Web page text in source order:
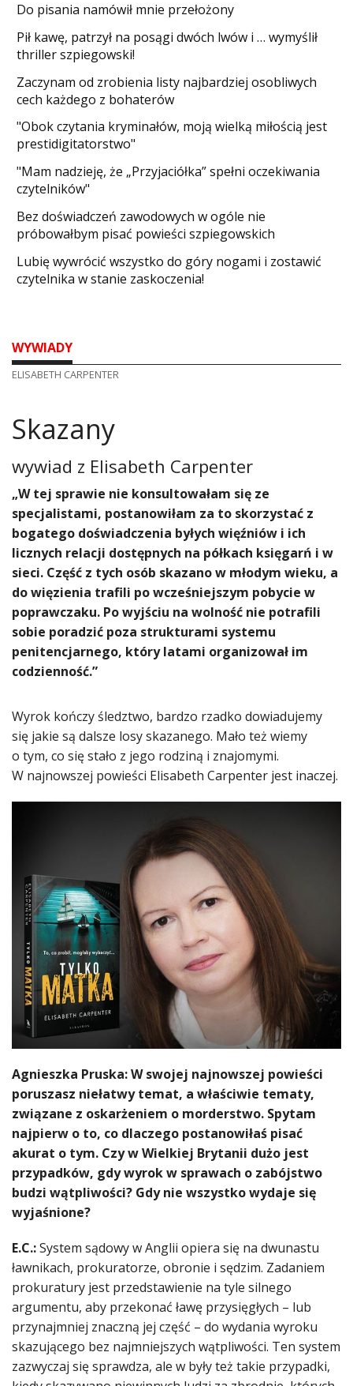
Do pisania namówił mnie przełożony
​Pił kawę, patrzył na posągi dwóch lwów i … wymyślił
thriller szpiegowski!
Zaczynam od zrobienia listy najbardziej osobliwych
cech każdego z bohaterów
"Obok czytania kryminałów, moją wielką miłością jest
prestidigitatorstwo"
"Mam nadzieję, że „Przyjaciółka” spełni oczekiwania
czytelników"
Bez doświadczeń zawodowych w ogóle nie
próbowałbym pisać powieści szpiegowskich
​Lubię wywrócić wszystko do góry nogami i zostawić
czytelnika w stanie zaskoczenia!
WYWIADY
ELISABETH CARPENTER
Skazany
wywiad z Elisabeth Carpenter
„W tej sprawie nie konsultowałam się ze
specjalistami, postanowiłam za to skorzystać z
bogatego doświadczenia byłych więźniów i ich
licznych relacji dostępnych na półkach księgarń i w
sieci. Część z tych osób skazano w młodym wieku, a
do więzienia trafili po wcześniejszym pobycie w
poprawczaku. Po wyjściu na wolność nie potrafili
sobie poradzić poza strukturami systemu
penitencjarnego, który latami organizował im
codzienność.”
Wyrok kończy śledztwo, bardzo rzadko dowiadujemy
się jakie są dalsze losy skazanego. Mało też wiemy
o tym, co się stało z jego rodziną i znajomymi.
W najnowszej powieści Elisabeth Carpenter jest inaczej.
Agnieszka Pruska: W swojej najnowszej powieści
poruszasz niełatwy temat, a właściwie tematy,
związane z oskarżeniem o morderstwo. Spytam
najpierw o to, co dlaczego postanowiłaś pisać
akurat o tym. Czy w Wielkiej Brytanii dużo jest
przypadków, gdy wyrok w sprawach o zabójstwo
budzi wątpliwości? Gdy nie wszystko wydaje się
wyjaśnione?
E.C.:System sądowy w Anglii opiera się na dwunastu
ławnikach, prokuratorze, obronie i sędzim. Zadaniem
prokuratury jest przedstawienie na tyle silnego
argumentu, aby przekonać ławę przysięgłych – lub
przynajmniej znaczną jej część – do wydania wyroku
skazującego bez najmniejszych wątpliwości. Ten system
zazwyczaj się sprawdza, ale w były też takie przypadki,